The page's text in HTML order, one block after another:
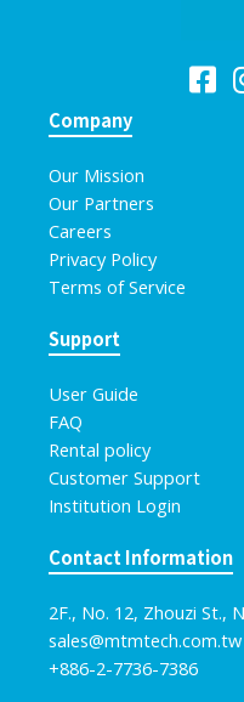
Company
Our Mission
Our Partners
Careers
Privacy Policy
Terms of Service
Support
User Guide
FAQ
Rental policy
Customer Support
Institution Login
Contact Information
2F., No. 12, Zhouzi St.,
sales@mtmtech.com.tw​
+886-2-7736-7386